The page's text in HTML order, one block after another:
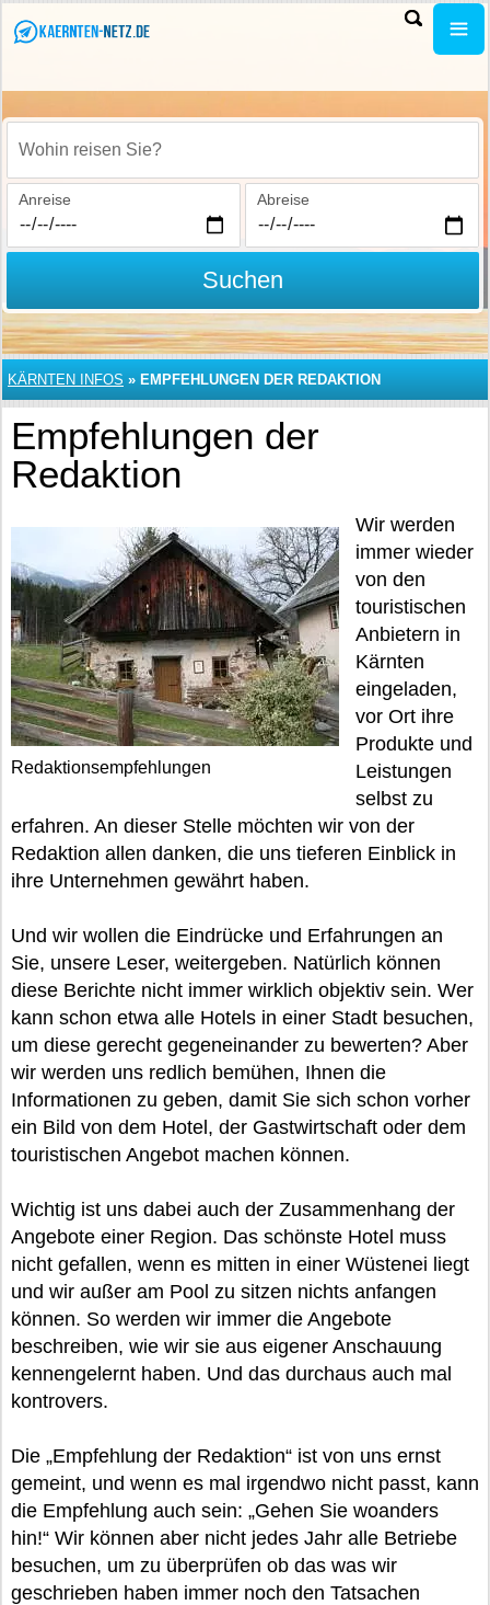
Wohin reisen Sie?
Anreise Abreise
Suchen
KÄRNTEN INFOS » EMPFEHLUNGEN DER REDAKTION
Empfehlungen der
Redaktion
Redaktionsempfehlungen
Wir werden
immer wieder
von den
touristischen
Anbietern in
Kärnten
eingeladen,
vor Ort ihre
Produkte und
Leistungen
selbst zu
erfahren. An dieser Stelle möchten wir von der
Redaktion allen danken, die uns tieferen Einblick in
ihre Unternehmen gewährt haben.
Und wir wollen die Eindrücke und Erfahrungen an
Sie, unsere Leser, weitergeben. Natürlich können
diese Berichte nicht immer wirklich objektiv sein. Wer
kann schon etwa alle Hotels in einer Stadt besuchen,
um diese gerecht gegeneinander zu bewerten? Aber
wir werden uns redlich bemühen, Ihnen die
Informationen zu geben, damit Sie sich schon vorher
ein Bild von dem Hotel, der Gastwirtschaft oder dem
touristischen Angebot machen können.
Wichtig ist uns dabei auch der Zusammenhang der
Angebote einer Region. Das schönste Hotel muss
nicht gefallen, wenn es mitten in einer Wüstenei liegt
und wir außer am Pool zu sitzen nichts anfangen
können. So werden wir immer die Angebote
beschreiben, wie wir sie aus eigener Anschauung
kennengelernt haben. Und das durchaus auch mal
kontrovers.
Die „Empfehlung der Redaktion“ ist von uns ernst
gemeint, und wenn es mal irgendwo nicht passt, kann
die Empfehlung auch sein: „Gehen Sie woanders
hin!“ Wir können aber nicht jedes Jahr alle Betriebe
besuchen, um zu überprüfen ob das was wir
geschrieben haben immer noch den Tatsachen